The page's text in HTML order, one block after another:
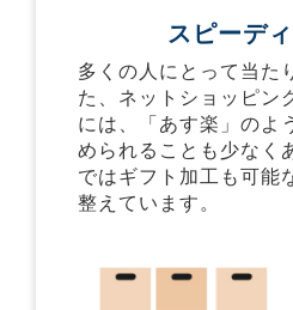
スピーデ
多くの人にとって当た
た、ネットショッピン
には、「あす楽」のよ
められることも少なく
ではギフト加工も可能
整えています。